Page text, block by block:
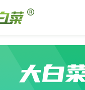
大白